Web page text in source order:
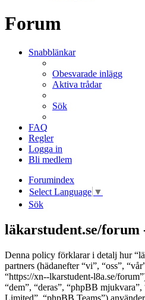
Forum
Snabblänkar
Obesvarade inlägg
Aktiva trådar
Sök
FAQ
Regler
Logga in
Bli medlem
Forumindex
Select Language ▼
Sök
läkarstudent.se/
Denna policy förklarar i detalj hur
partners (hädanefter “vi”, “oss”,
“https://xn--lkarstudent-l8a.se/
“dem”, “deras”, “phpBB